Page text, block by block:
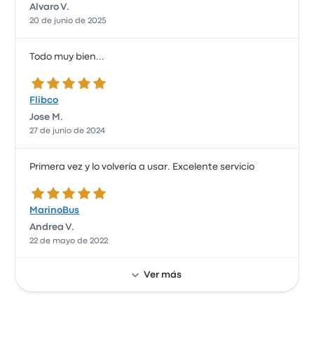
Alvaro V.
20 de junio de 2025
Todo muy bien...
5.0 de 5 estrellas
Flibco
Jose M.
27 de junio de 2024
Primera vez y lo volvería a usar. Excelente servicio
5.0 de 5 estrellas
MarinoBus
Andrea V.
22 de mayo de 2022
Ver más